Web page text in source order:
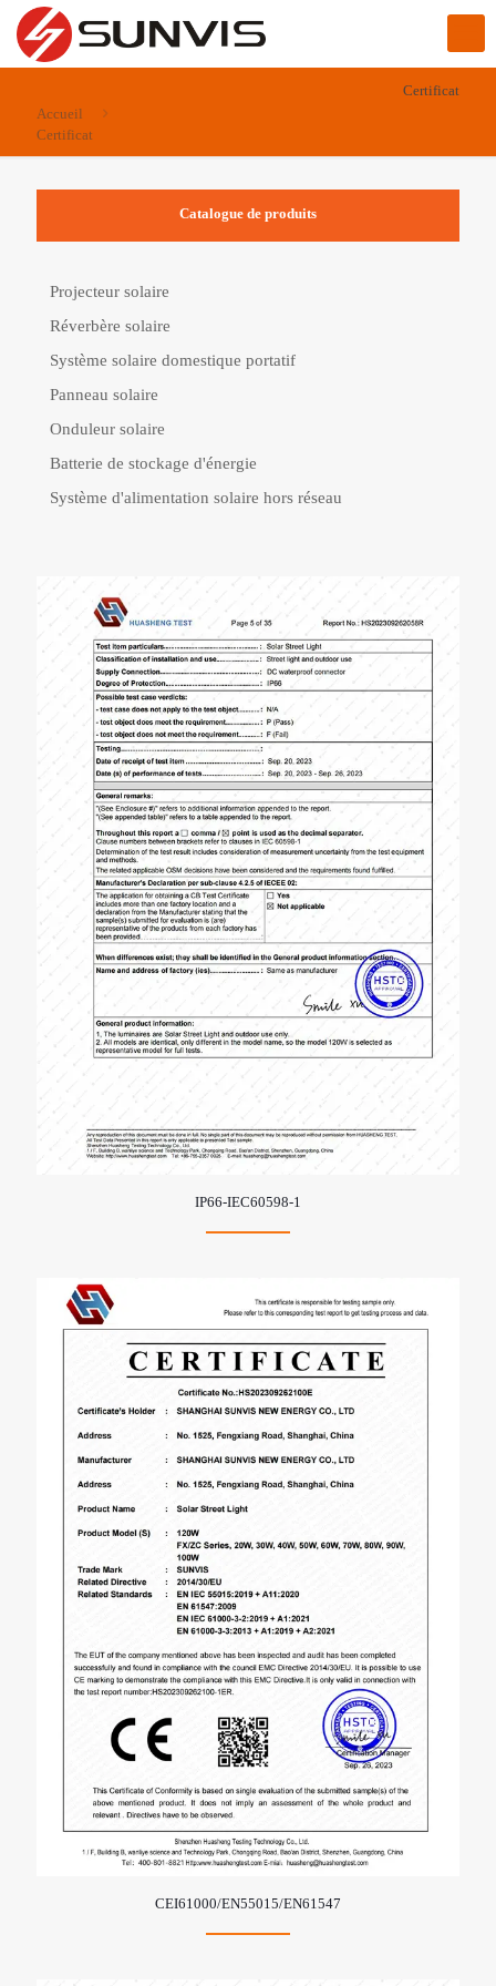
Certificat
Accueil
Certificat
Catalogue de produits
Projecteur solaire
Réverbère solaire
Système solaire domestique portatif
Panneau solaire
Onduleur solaire
Batterie de stockage d'énergie
Système d'alimentation solaire hors réseau
IP66-IEC60598-1
CEI61000/EN55015/EN61547